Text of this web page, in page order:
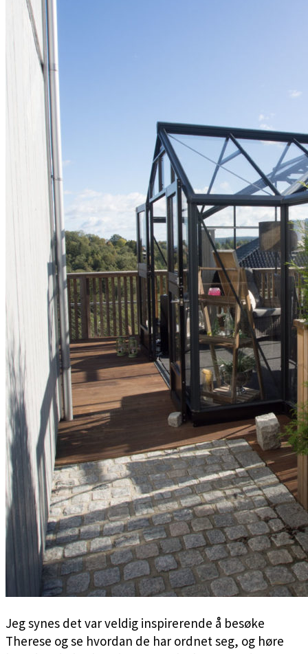
Jeg synes det var veldig inspirerende å besøke
Therese og se hvordan de har ordnet seg, og høre